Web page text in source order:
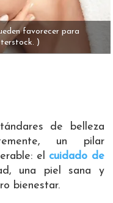
favorecer para
)
de belleza
un pilar
el cuidado de
una piel sana y
bienestar.